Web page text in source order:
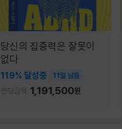
당신의 집중력은 잘못이
없다
119% 달성중 11일 남음
펀딩금액 1,191,500원